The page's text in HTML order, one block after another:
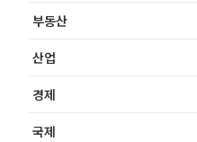
부동산
산업
경제
국제